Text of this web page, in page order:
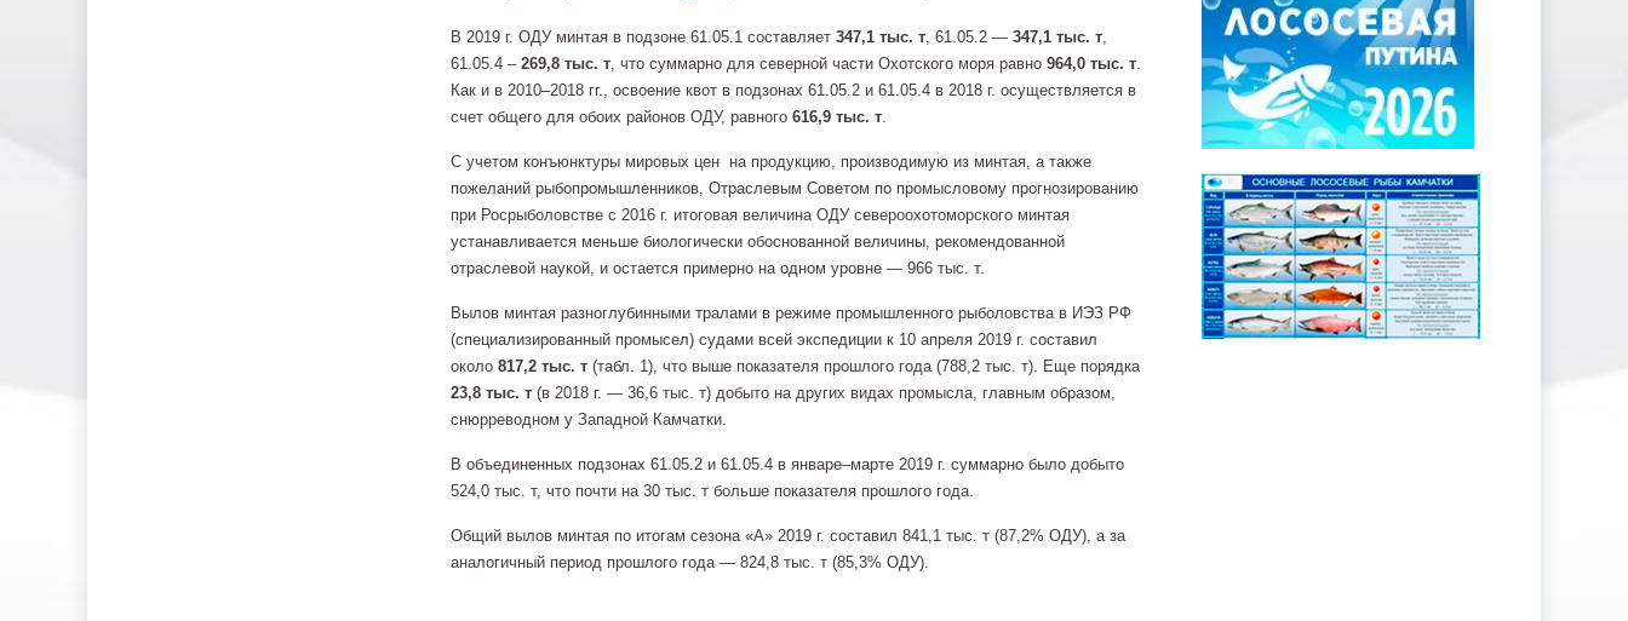
В 2019 г. ОДУ минтая в подзоне 61.05.1 составляет 347,1 тыс. т, 61.05.2 — 347,1 тыс. т,
61.05.4 – 269,8 тыс. т, что суммарно для северной части Охотского моря равно 964,0 тыс. т.
Как и в 2010–2018 гг., освоение квот в подзонах 61.05.2 и 61.05.4 в 2018 г. осуществляется в
счет общего для обоих районов ОДУ, равного 616,9 тыс. т.
С учетом конъюнктуры мировых цен на продукцию, производимую из минтая, а также
пожеланий рыбопромышленников, Отраслевым Советом по промысловому прогнозированию
при Росрыболовстве с 2016 г. итоговая величина ОДУ североохотоморского минтая
устанавливается меньше биологически обоснованной величины, рекомендованной
отраслевой наукой, и остается примерно на одном уровне — 966 тыс. т.
Вылов минтая разноглубинными тралами в режиме промышленного рыболовства в ИЭЗ РФ
(специализированный промысел) судами всей экспедиции к 10 апреля 2019 г. составил
около 817,2 тыс. т (табл. 1), что выше показателя прошлого года (788,2 тыс. т). Еще порядка
23,8 тыс. т (в 2018 г. — 36,6 тыс. т) добыто на других видах промысла, главным образом,
снюрреводном у Западной Камчатки.
В объединенных подзонах 61.05.2 и 61.05.4 в январе–марте 2019 г. суммарно было добыто
524,0 тыс. т, что почти на 30 тыс. т больше показателя прошлого года.
Общий вылов минтая по итогам сезона «А» 2019 г. составил 841,1 тыс. т (87,2% ОДУ), а за
аналогичный период прошлого года — 824,8 тыс. т (85,3% ОДУ).